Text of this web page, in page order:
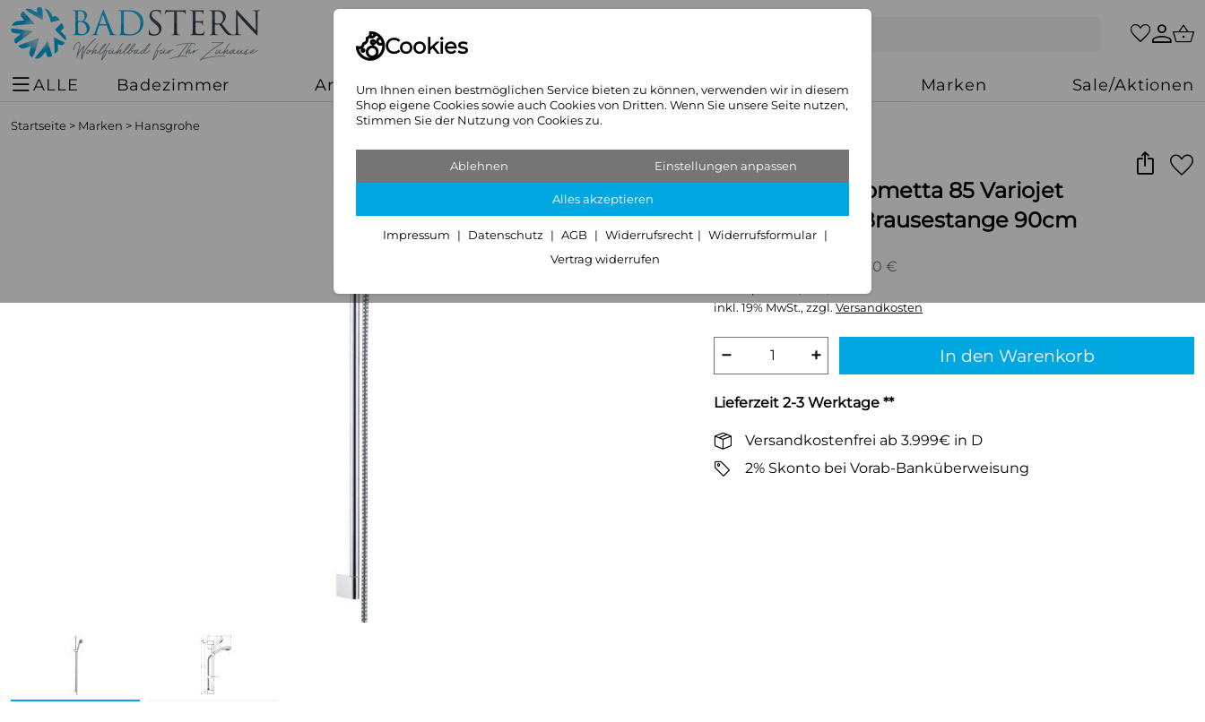
Cookies
Um Ihnen einen bestmöglichen Service bieten zu können, verwenden wir in diesem
Shop eigene Cookies sowie auch Cookies von Dritten. Wenn Sie unsere Seite nutzen,
Stimmen Sie der Nutzung von Cookies zu.
Ablehnen Einstellungen anpassen
Alles akzeptieren
Impressum Datenschutz AGB Widerrufsrecht
Widerrufsformular
Vertrag widerrufen
ALLE Badezimmer Armaturen Heizkörper Sanitär & Heizung Marken Sale/Aktionen
Startseite > Marken > Hansgrohe
Hansgrohe Crometta 85 Variojet
Handbrause/ Brausestange 90cm
UVP: 85,80 €
inkl. 19% MwSt., zzgl. Versandkosten
− + In den Warenkorb
Lieferzeit 2-3 Werktage **
Versandkostenfrei ab 3.999€ in D
2% Skonto bei Vorab-Banküberweisung